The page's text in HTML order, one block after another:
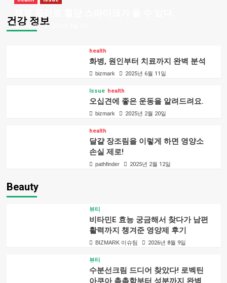
건강 정보
bizmark
health
화병, 원인부터 치료까지 완벽 분석
bizmark 2025년 6월 11일
Issue health
오십견에 좋은 운동을 알려드려요.
bizmark 2025년 2월 20일
health
달걀 장조림을 이렇게 하면 영양소
손실 제로!
pathfinder 2025년 2월 12일
Beauty
뷰티
비타민E 효능 궁금해서 찾다가 남편
활력까지 챙겨준 영양제 후기
BIZMARK 이슈팀 2026년 8월 9일
뷰티
수분선크림 드디어 찾았다! 로벡틴
아쿠아 촉촉함부터 성분까지 완벽